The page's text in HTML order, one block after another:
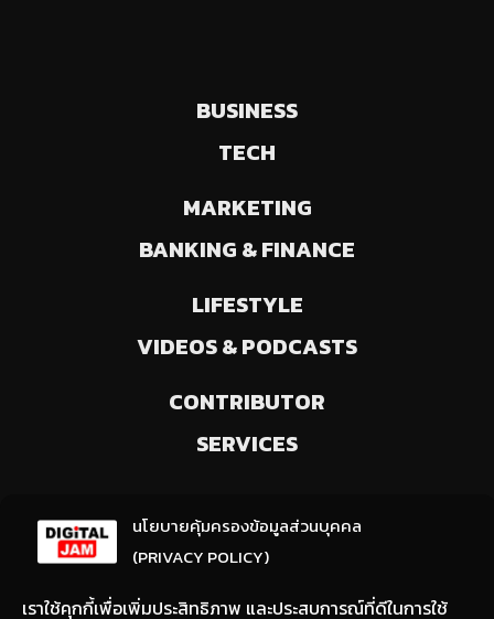
นโยบายคุ้มครองข้อมูลส่วนบุคคล
(PRIVACY POLICY)
เราใช้คุกกี้เพื่อเพิ่มประสิทธิภาพ และประสบการณ์ที่ดีในการใช้
BUSINESS
TECH
MARKETING
BANKING & FINANCE
LIFESTYLE
VIDEOS & PODCASTS
CONTRIBUTOR
SERVICES
ลงทะเบียนรับข่าวสารจากเรา
(ให้มีการเลือกความสนใจ / ชอบข่าวด้านใด)